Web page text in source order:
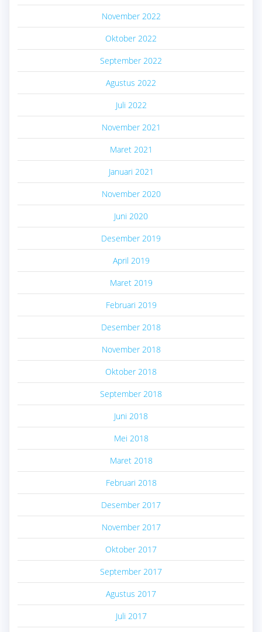
November 2022
Oktober 2022
September 2022
Agustus 2022
Juli 2022
November 2021
Maret 2021
Januari 2021
November 2020
Juni 2020
Desember 2019
April 2019
Maret 2019
Februari 2019
Desember 2018
November 2018
Oktober 2018
September 2018
Juni 2018
Mei 2018
Maret 2018
Februari 2018
Desember 2017
November 2017
Oktober 2017
September 2017
Agustus 2017
Juli 2017